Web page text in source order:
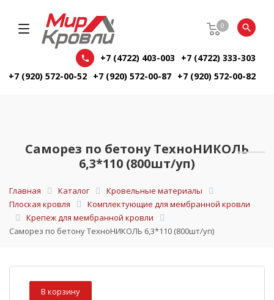
0
+7 (4722) 403-003
+7 (4722) 333-303
+7 (920) 572-00-52 +7 (920) 572-00-87 +7 (920) 572-00-82
Саморез по бетону ТехноНИКОЛЬ
6,3*110 (800шт/уп)
Главная Каталог
Кровельные материалы
Плоская кровля
Комплектующие для мембранной кровли
Крепеж для мембранной кровли
Саморез по бетону ТехноНИКОЛЬ 6,3*110 (800шт/уп)
В корзину